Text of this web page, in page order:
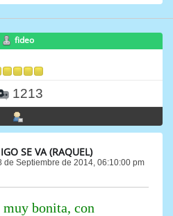
fideo
1213
SE VA (RAQUEL)
de Septiembre de 2014, 06:10:00 pm
muy bonita, con